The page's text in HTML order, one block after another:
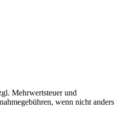
Mehrwertsteuer und
wenn nicht anders